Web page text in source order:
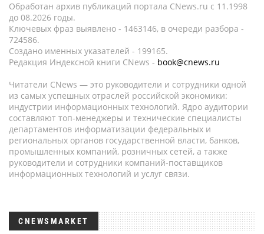
Обработан архив публикаций портала CNews.ru c 11.1998
до 08.2026 годы.
Ключевых фраз выявлено - 1463146, в очереди разбора -
724586.
Создано именных указателей - 199165.
Редакция Индексной книги CNews - book@cnews.ru
Читатели CNews — это руководители и сотрудники одной
из самых успешных отраслей российской экономики:
индустрии информационных технологий. Ядро аудитории
составляют топ-менеджеры и технические специалисты
департаментов информатизации федеральных и
региональных органов государственной власти, банков,
промышленных компаний, розничных сетей, а также
руководители и сотрудники компаний-поставщиков
информационных технологий и услуг связи.
CNEWSMARKET